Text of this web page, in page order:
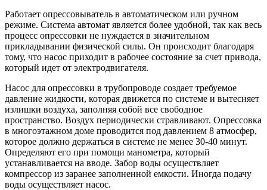
Работает опрессовыватель в автоматическом или ручном
режиме. Система автомат является более удобной, так как весь
процесс опрессовки не нуждается в значительном
прикладывании физической силы. Он происходит благодаря
тому, что насос приходит в рабочее состояние за счет привода,
который идет от электродвигателя.
Насос для опрессовки в трубопроводе создает требуемое
давление жидкости, которая движется по системе и вытесняет
излишки воздуха, заполняя собой все свободное
пространство. Воздух периодически стравливают. Опрессовка
в многоэтажном доме проводится под давлением 8 атмосфер,
которое должно держаться в системе не менее 30-40 минут.
Определяют его при помощи манометра, который
устанавливается на вводе. Забор воды осуществляет
компрессор из заранее заполненной емкости. Иногда подачу
воды осуществляет насос.